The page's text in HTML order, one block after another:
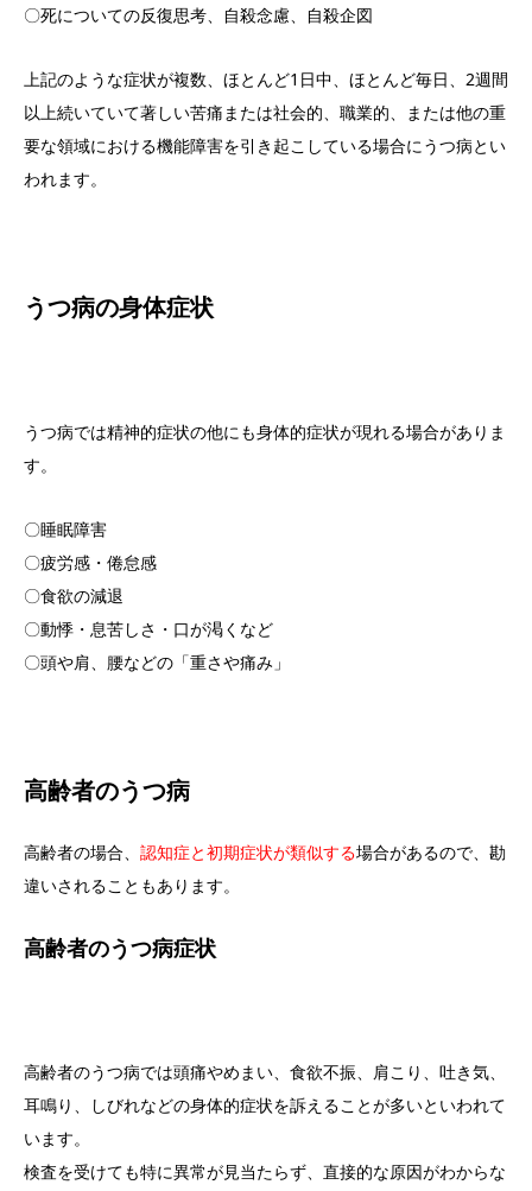
〇死についての反復思考、自殺念慮、自殺企図
上記のような症状が複数、ほとんど1日中、ほとんど毎日、2週間
以上続いていて著しい苦痛または社会的、職業的、または他の重
要な領域における機能障害を引き起こしている場合にうつ病とい
われます。
うつ病の身体症状
うつ病では精神的症状の他にも身体的症状が現れる場合がありま
す。
〇睡眠障害
〇疲労感・倦怠感
〇食欲の減退
〇動悸・息苦しさ・口が渇くなど
〇頭や肩、腰などの「重さや痛み」
高齢者のうつ病
高齢者の場合、 認知症と初期症状が類似する場合があるので、勘
違いされることもあります。
高齢者のうつ病症状
高齢者のうつ病では頭痛やめまい、食欲不振、肩こり、吐き気、
耳鳴り、しびれなどの身体的症状を訴えることが多いといわれて
います。
検査を受けても特に異常が見当たらず、直接的な原因がわからな